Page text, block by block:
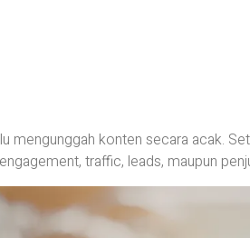
mengunggah konten secara acak.
traffic, leads, maupun